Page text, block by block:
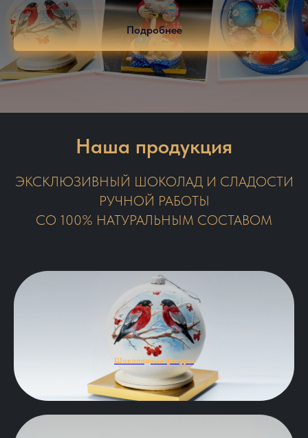
Подробнее
Наша продукция
ЭКСКЛЮЗИВНЫЙ ШОКОЛАД И СЛАДОСТИ
РУЧНОЙ РАБОТЫ
СО 100% НАТУРАЛЬНЫМ СОСТАВОМ
Шоколадные фигуры